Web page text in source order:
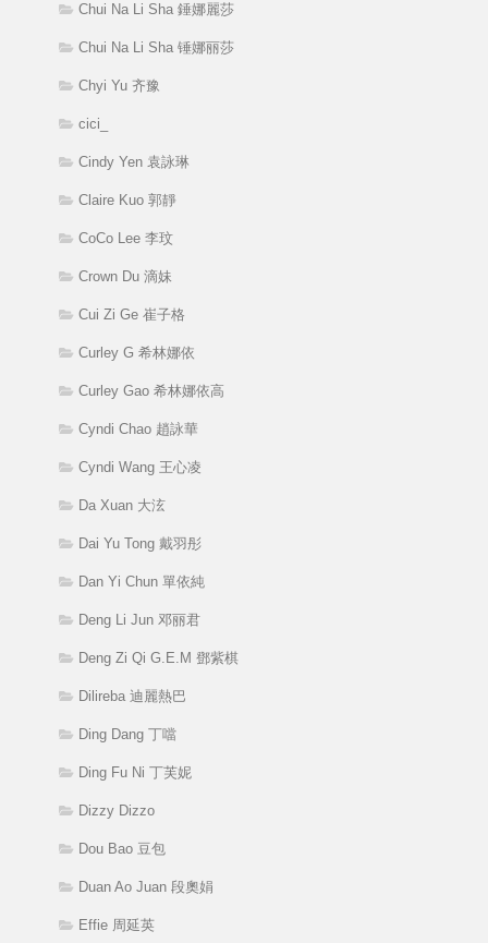
Chui Na Li Sha 錘娜麗莎
Chui Na Li Sha 锤娜丽莎
Chyi Yu 齐豫
cici_
Cindy Yen 袁詠琳
Claire Kuo 郭靜
CoCo Lee 李玟
Crown Du 滴妹
Cui Zi Ge 崔子格
Curley G 希林娜依
Curley Gao 希林娜依高
Cyndi Chao 趙詠華
Cyndi Wang 王心凌
Da Xuan 大泫
Dai Yu Tong 戴羽彤
Dan Yi Chun 單依純
Deng Li Jun 邓丽君
Deng Zi Qi G.E.M 鄧紫棋
Dilireba 迪麗熱巴
Ding Dang 丁噹
Ding Fu Ni 丁芙妮
Dizzy Dizzo
Dou Bao 豆包
Duan Ao Juan 段奧娟
Effie 周延英